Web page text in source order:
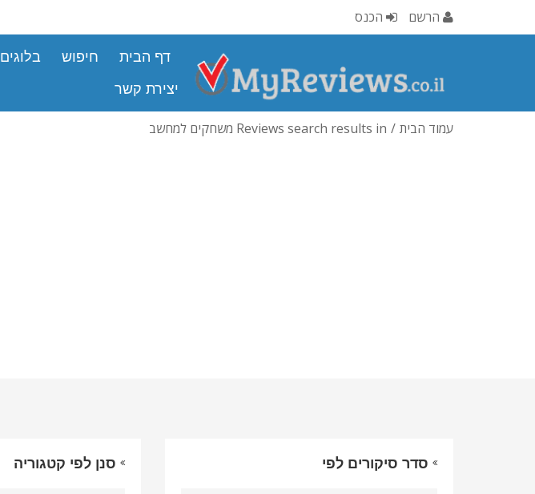
הרשם הכנס
דף הבית חיפוש בלוגים
יצירת קשר
עמוד הבית Reviews search results in משחקים למחשב
סנן לפי קטגוריה סדר סיקורים לפי